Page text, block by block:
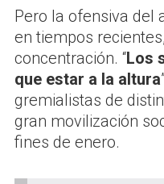
Pero la ofensiva del
en tiempos
concentración. “Los
que estar a la altura
gremialistas de
gran movilización
fines de enero.